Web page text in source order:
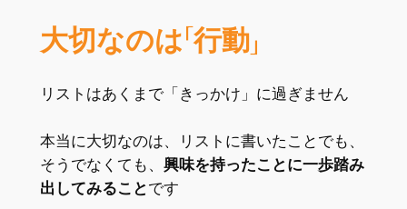
大切なのは「行動」
リストはあくまで「きっかけ」に過ぎません
本当に大切なのは、リストに書いたことでも、
そうでなくても、 興味を持ったことに一歩踏み
出してみることです